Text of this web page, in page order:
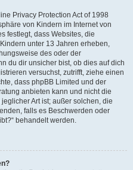
Privacy Protection Act of 1998
von Kindern im Internet von
festlegt, dass Websites, die
unter 13 Jahren erheben,
des oder der
du dir unsicher bist, ob dies auf dich
versuchst, zutrifft, ziehe einen
dass phpBB Limited und der
anbieten kann und nicht die
Art ist; außer solchen, die
falls es Beschwerden oder
behandelt werden.